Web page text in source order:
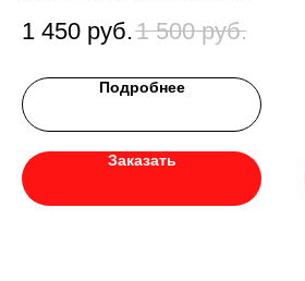
1 450 руб.1 500 руб.
Подробнее
Заказать